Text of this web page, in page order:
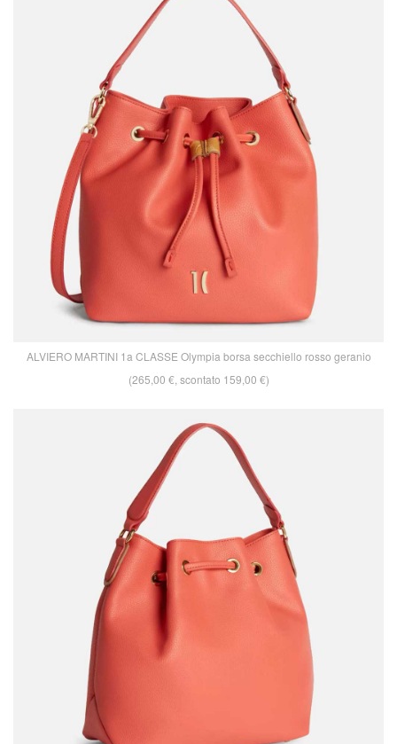
ALVIERO MARTINI 1a CLASSE Olympia borsa secchiello rosso geranio
(265,00 €, scontato 159,00 €)